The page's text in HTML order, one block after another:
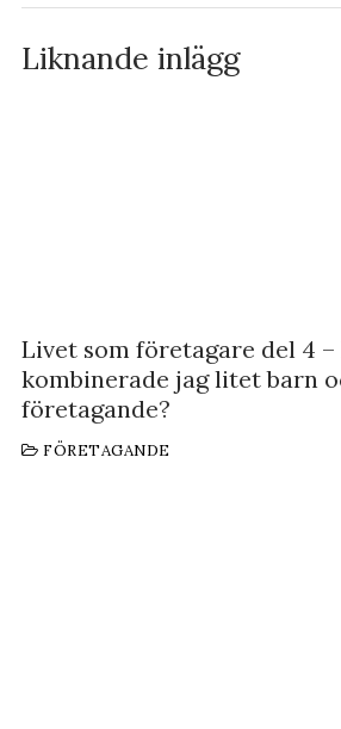
Liknande inlägg
Livet som företagare del 4
kombinerade jag litet barn
företagande?
FÖRETAGANDE